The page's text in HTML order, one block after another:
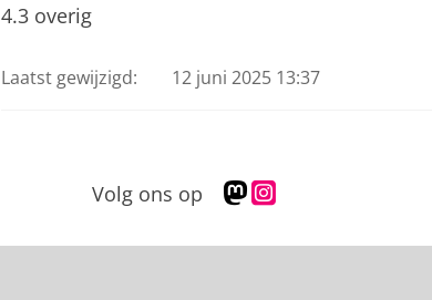
4.3 overig
Laatst gewijzigd: 12 juni 2025 13:37
Volg ons op
M
s
s